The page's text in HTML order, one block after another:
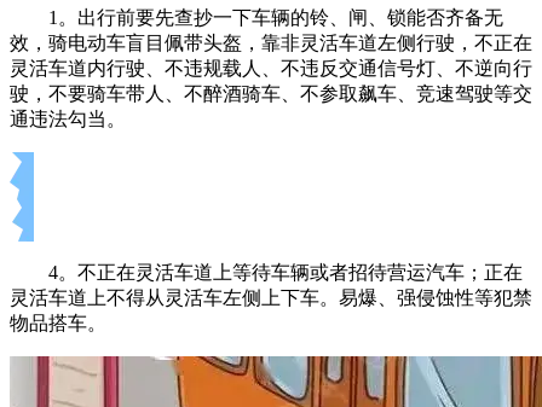
1。出行前要先查抄一下车辆的铃、闸、锁能否齐备无
效，骑电动车盲目佩带头盔，靠非灵活车道左侧行驶，不正在
灵活车道内行驶、不违规载人、不违反交通信号灯、不逆向行
驶，不要骑车带人、不醉酒骑车、不参取飙车、竞速驾驶等交
通违法勾当。
4。不正在灵活车道上等待车辆或者招待营运汽车；正在
灵活车道上不得从灵活车左侧上下车。易爆、强侵蚀性等犯禁
物品搭车。